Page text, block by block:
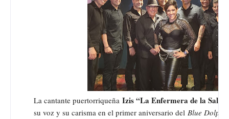
La cantante puertorriqueña Izis “La Enfermera de la Salsa”
su voz y su carisma en el primer aniversario del Blue